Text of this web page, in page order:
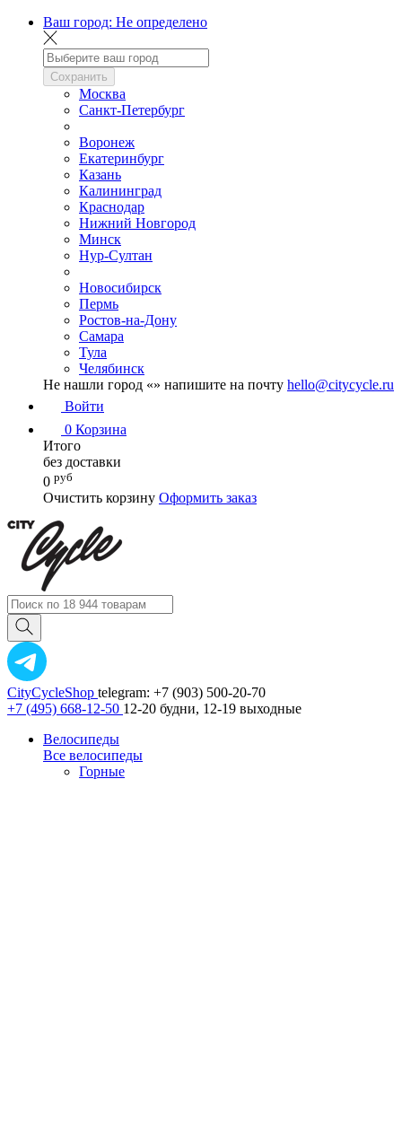
Ваш город: Не определено
Сохранить
Москва
Санкт-Петербург
Воронеж
Екатеринбург
Казань
Калининград
Краснодар
Нижний Новгород
Минск
Нур-Султан
Новосибирск
Пермь
Ростов-на-Дону
Самара
Тула
Челябинск
Не нашли город «» напишите на почту hello@citycycle.ru
Войти
0 Корзина
Итого
без доставки
0 руб
Очистить корзину Оформить заказ
CityCycleShop telegram: +7 (903) 500-20-70
+7 (495) 668-12-50 12-20 будни, 12-19 выходные
Велосипеды
Все велосипеды
Горные